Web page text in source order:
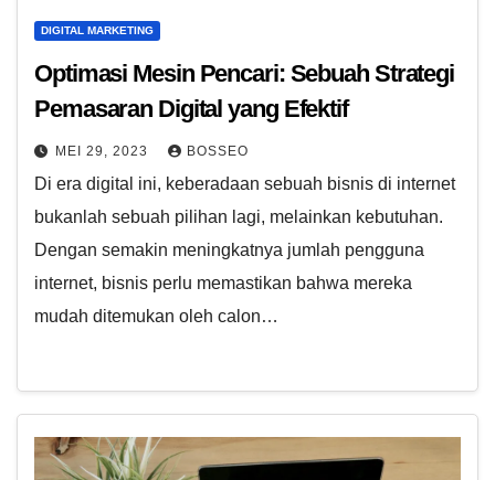
DIGITAL MARKETING
Optimasi Mesin Pencari: Sebuah Strategi
Pemasaran Digital yang Efektif
MEI 29, 2023 BOSSEO
Di era digital ini, keberadaan sebuah bisnis di internet
bukanlah sebuah pilihan lagi, melainkan kebutuhan.
Dengan semakin meningkatnya jumlah pengguna
internet, bisnis perlu memastikan bahwa mereka
mudah ditemukan oleh calon…